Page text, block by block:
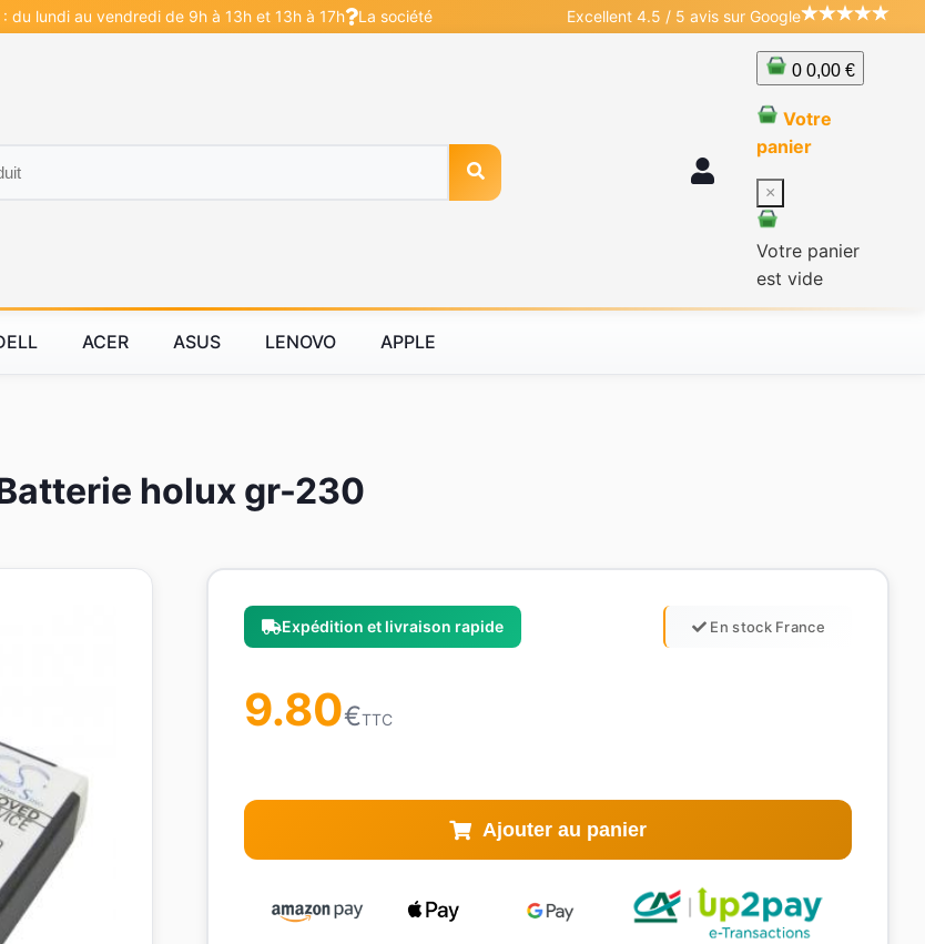
du lundi au vendredi de 9h à 13h et 13h à 17h La société Excellent 4.5 / 5 avis sur Google
0 0,00 €
Votre
panier
×
Votre panier
est vide
ACER ASUS LENOVO APPLE
holux gr-230
Expédition et livraison rapide En stock France
9.80€TTC
Ajouter au panier